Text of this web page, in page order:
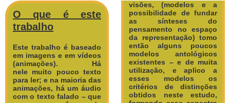
O que é este
trabalho
Este trabalho é baseado
em imagens e em vídeos
(animações). Há
nele muito pouco texto
para ler; e na maioria das
animações, há um áudio
com o texto falado – que
visões, (modelos e a
possibilidade de fundar
as sínteses do
pensamento no espaço
da representação) tomo
então alguns poucos
modelos antológicos
existentes – e de muita
utilização, e aplico a
esses modelos os
critérios de distinções
obtidos neste estudo,